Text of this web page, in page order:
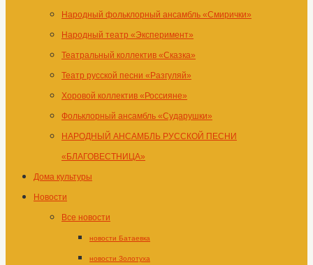
Народный фольклорный ансамбль «Смирички»
Народный театр «Эксперимент»
Театральный коллектив «Сказка»
Театр русской песни «Разгуляй»
Хоровой коллектив «Россияне»
Фольклорный ансамбль «Сударушки»
НАРОДНЫЙ АНСАМБЛЬ РУССКОЙ ПЕСНИ
«БЛАГОВЕСТНИЦА»
Дома культуры
Новости
Все новости
новости Батаевка
новости Золотуха